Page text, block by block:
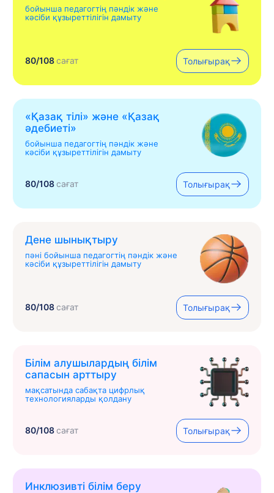
бойынша педагогтің пәндік және
кәсіби құзыреттілігін дамыту
80/108сағат Толығырақ
«Қазақ тілі» жəне «Қазақ
əдебиеті»
бойынша педагогтің пәндік және
кәсіби құзыреттілігін дамыту
80/108сағат Толығырақ
Дене шынықтыру
пәні бойынша педагогтің пәндік және
кәсіби құзыреттілігін дамыту
80/108сағат Толығырақ
Білім алушылардың білім
сапасын арттыру
мақсатында сабақта цифрлық
технологияларды қолдану
80/108сағат Толығырақ
Инклюзивті білім беру